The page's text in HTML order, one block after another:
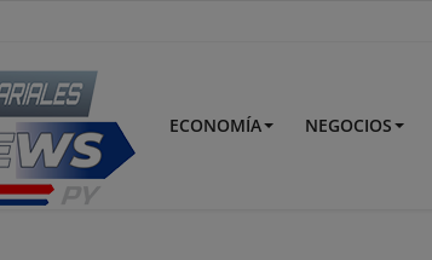
ECONOMÍA NEGOCIOS